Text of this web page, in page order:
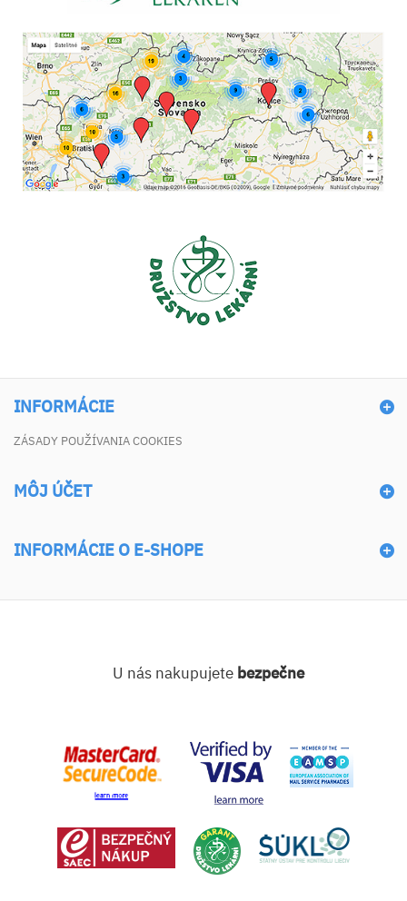
INFORMÁCIE
ZÁSADY POUŽÍVANIA COOKIES
MÔJ ÚČET
INFORMÁCIE O E-SHOPE
U nás nakupujete bezpečne